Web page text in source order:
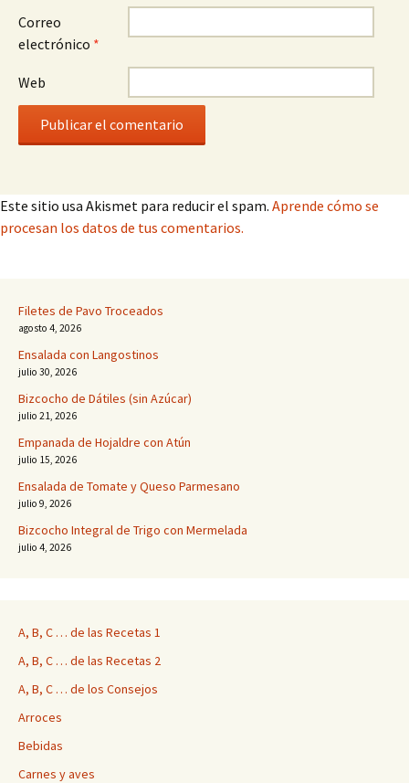
Correo
electrónico *
Web
Este sitio usa Akismet para reducir el spam. Aprende cómo se
procesan los datos de tus comentarios.
Filetes de Pavo Troceados
agosto 4, 2026
Ensalada con Langostinos
julio 30, 2026
Bizcocho de Dátiles (sin Azúcar)
julio 21, 2026
Empanada de Hojaldre con Atún
julio 15, 2026
Ensalada de Tomate y Queso Parmesano
julio 9, 2026
Bizcocho Integral de Trigo con Mermelada
julio 4, 2026
A, B, C … de las Recetas 1
A, B, C … de las Recetas 2
A, B, C … de los Consejos
Arroces
Bebidas
Carnes y aves